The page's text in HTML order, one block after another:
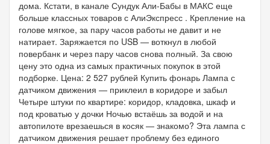
дома. Кстати, в канале Сундук Али-Бабы в МАКС еще
больше классных товаров с АлиЭкспресс . Крепление на
голове мягкое, за пару часов работы не давит и не
натирает. Заряжается по USB — воткнул в любой
повербанк и через пару часов снова полный. За свою
цену это одна из самых практичных покупок в этой
подборке. Цена: 2 527 рублей Купить фонарь Лампа с
датчиком движения — приклеил в коридоре и забыл
Четыре штуки по квартире: коридор, кладовка, шкаф и
под кроватью у дочки Ночью встаёшь за водой и на
автопилоте врезаешься в косяк — знакомо? Эта лампа с
датчиком движения решает проблему без единого